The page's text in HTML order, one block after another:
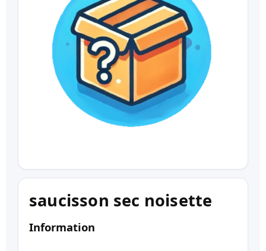
saucisson sec noisette
Information